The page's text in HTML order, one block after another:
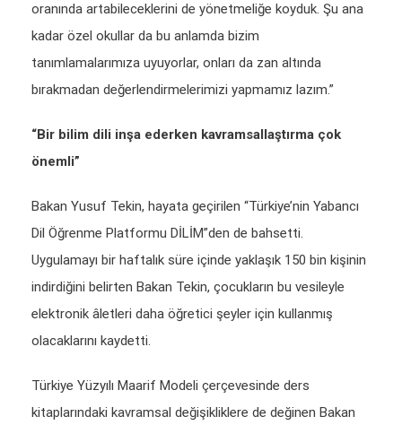
oranında artabileceklerini de yönetmeliğe koyduk. Şu ana
kadar özel okullar da bu anlamda bizim
tanımlamalarımıza uyuyorlar, onları da zan altında
bırakmadan değerlendirmelerimizi yapmamız lazım.”
“Bir bilim dili inşa ederken kavramsallaştırma çok
önemli”
Bakan Yusuf Tekin, hayata geçirilen “Türkiye’nin Yabancı
Dil Öğrenme Platformu DİLİM”den de bahsetti.
Uygulamayı bir haftalık süre içinde yaklaşık 150 bin kişinin
indirdiğini belirten Bakan Tekin, çocukların bu vesileyle
elektronik âletleri daha öğretici şeyler için kullanmış
olacaklarını kaydetti.
Türkiye Yüzyılı Maarif Modeli çerçevesinde ders
kitaplarındaki kavramsal değişikliklere de değinen Bakan